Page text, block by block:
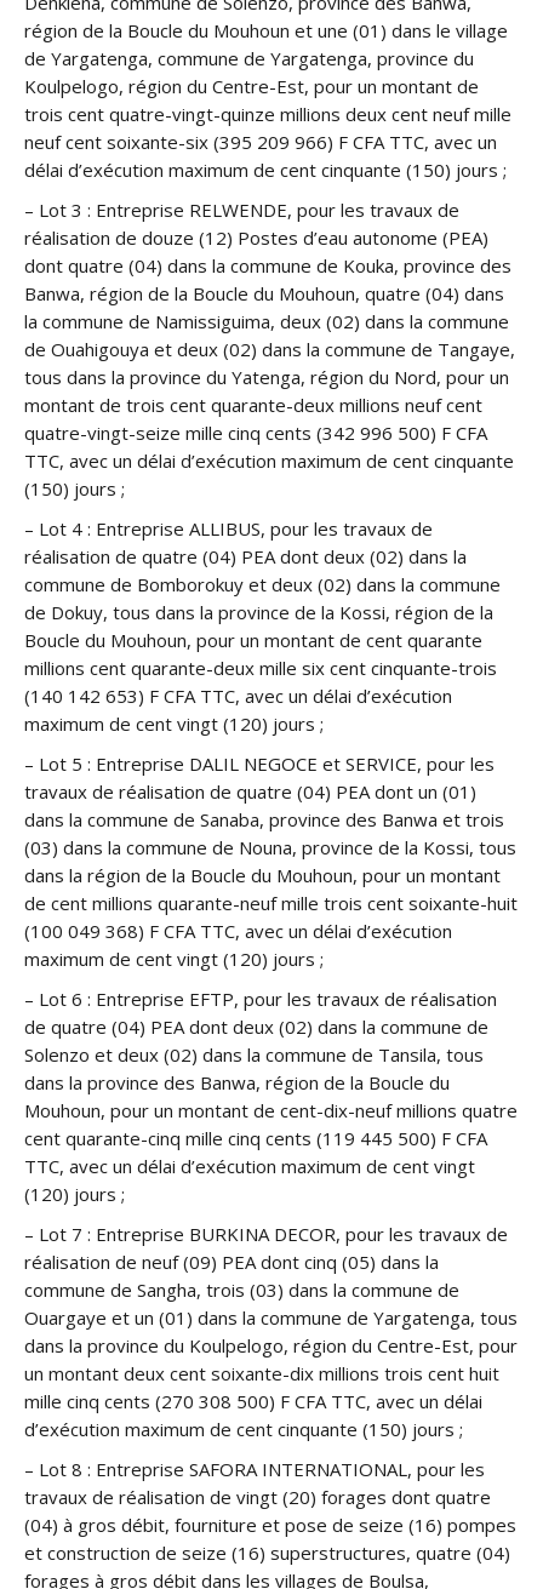
région de la Boucle du Mouhoun et une (01) dans le village
de Yargatenga, commune de Yargatenga, province du
Koulpelogo, région du Centre-Est, pour un montant de
trois cent quatre-vingt-quinze millions deux cent neuf mille
neuf cent soixante-six (395 209 966) F CFA TTC, avec un
délai d’exécution maximum de cent cinquante (150) jours ;
– Lot 3 : Entreprise RELWENDE, pour les travaux de
réalisation de douze (12) Postes d’eau autonome (PEA)
dont quatre (04) dans la commune de Kouka, province des
Banwa, région de la Boucle du Mouhoun, quatre (04) dans
la commune de Namissiguima, deux (02) dans la commune
de Ouahigouya et deux (02) dans la commune de Tangaye,
tous dans la province du Yatenga, région du Nord, pour un
montant de trois cent quarante-deux millions neuf cent
quatre-vingt-seize mille cinq cents (342 996 500) F CFA
TTC, avec un délai d’exécution maximum de cent cinquante
(150) jours ;
– Lot 4 : Entreprise ALLIBUS, pour les travaux de
réalisation de quatre (04) PEA dont deux (02) dans la
commune de Bomborokuy et deux (02) dans la commune
de Dokuy, tous dans la province de la Kossi, région de la
Boucle du Mouhoun, pour un montant de cent quarante
millions cent quarante-deux mille six cent cinquante-trois
(140 142 653) F CFA TTC, avec un délai d’exécution
maximum de cent vingt (120) jours ;
– Lot 5 : Entreprise DALIL NEGOCE et SERVICE, pour les
travaux de réalisation de quatre (04) PEA dont un (01)
dans la commune de Sanaba, province des Banwa et trois
(03) dans la commune de Nouna, province de la Kossi, tous
dans la région de la Boucle du Mouhoun, pour un montant
de cent millions quarante-neuf mille trois cent soixante-huit
(100 049 368) F CFA TTC, avec un délai d’exécution
maximum de cent vingt (120) jours ;
– Lot 6 : Entreprise EFTP, pour les travaux de réalisation
de quatre (04) PEA dont deux (02) dans la commune de
Solenzo et deux (02) dans la commune de Tansila, tous
dans la province des Banwa, région de la Boucle du
Mouhoun, pour un montant de cent-dix-neuf millions quatre
cent quarante-cinq mille cinq cents (119 445 500) F CFA
TTC, avec un délai d’exécution maximum de cent vingt
(120) jours ;
– Lot 7 : Entreprise BURKINA DECOR, pour les travaux de
réalisation de neuf (09) PEA dont cinq (05) dans la
commune de Sangha, trois (03) dans la commune de
Ouargaye et un (01) dans la commune de Yargatenga, tous
dans la province du Koulpelogo, région du Centre-Est, pour
un montant deux cent soixante-dix millions trois cent huit
mille cinq cents (270 308 500) F CFA TTC, avec un délai
d’exécution maximum de cent cinquante (150) jours ;
– Lot 8 : Entreprise SAFORA INTERNATIONAL, pour les
travaux de réalisation de vingt (20) forages dont quatre
(04) à gros débit, fourniture et pose de seize (16) pompes
et construction de seize (16) superstructures, quatre (04)
forages à gros débit dans les villages de Boulsa,